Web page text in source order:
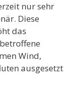
nur sehr
Diese
das
Wind,
ausgesetzt